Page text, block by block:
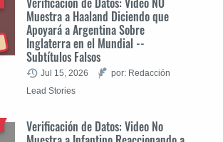
Muestra a Haaland Diciendo que
Apoyará a Argentina Sobre
Inglaterra en el Mundial --
Subtítulos Falsos
Jul 15, 2026
por: Redacción
Lead Stories
Verificación de Datos: Video No